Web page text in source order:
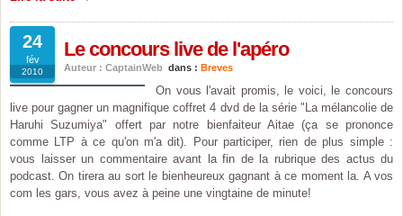
24
fév
2010
Le concours live de l'apéro
Auteur : CaptainWeb dans : Breves
On vous l'avait promis, le voici, le concours
live pour gagner un magnifique coffret 4 dvd de la série "La mélancolie de
Haruhi Suzumiya" offert par notre bienfaiteur Aitae (ça se prononce
comme LTP à ce qu'on m'a dit). Pour participer, rien de plus simple :
vous laisser un commentaire avant la fin de la rubrique des actus du
podcast. On tirera au sort le bienheureux gagnant à ce moment la. A vos
com les gars, vous avez à peine une vingtaine de minute!